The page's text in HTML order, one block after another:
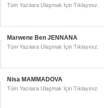
Tüm Yazılara Ulaşmak İçin Tıklayınız.
Marwene Ben JENNANA
Tüm Yazılara Ulaşmak İçin Tıklayınız.
Nisa MAMMADOVA
Tüm Yazılara Ulaşmak İçin Tıklayınız.